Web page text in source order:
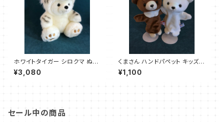
ホワイトタイガー シロクマ ぬい
ぐるみ
¥3,080
くまさん ハンドパペット キッズサ
イズ
¥1,100
セール中の商品